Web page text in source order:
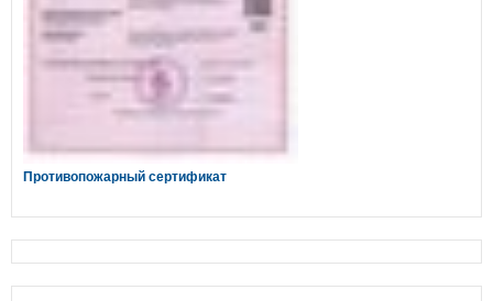
Противопожарный сертификат